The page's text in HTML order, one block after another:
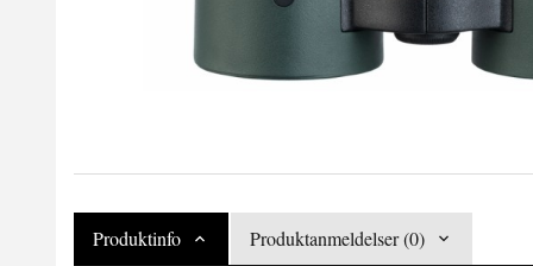
Produktinfo Produktanmeldelser (0)